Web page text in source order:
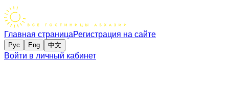
Главная страницаРегистрация на сайте
Рус Eng 中文
Войти в личный кабинет